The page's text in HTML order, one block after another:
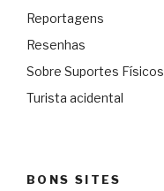
Reportagens
Resenhas
Sobre Suportes Físicos
Turista acidental
BONS SITES